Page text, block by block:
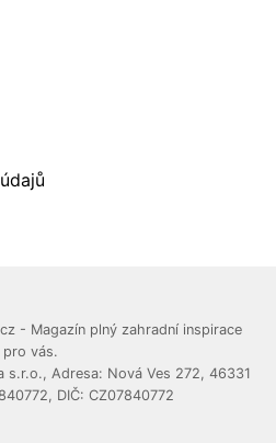
- Magazín plný zahradní inspirace
pro vás.
s.r.o., Adresa: Nová Ves 272, 46331
DIČ: CZ07840772